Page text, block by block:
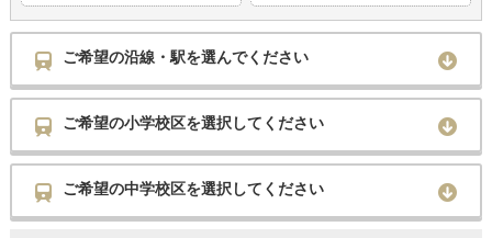
ご希望の沿線・駅を選んでください
ご希望の小学校区を選択してください
ご希望の中学校区を選択してください